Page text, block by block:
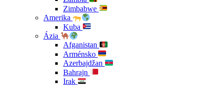
Zimbabwe
Amerika
Kuba
Ázia
Afganistan
Arménsko
Azerbajdžan
Bahrajn
Irak